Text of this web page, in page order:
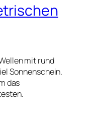
mit rund
Sonnenschein.
das